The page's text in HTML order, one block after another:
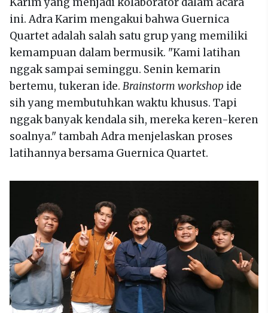
ini. Adra Karim mengakui bahwa Guernica
Quartet adalah salah satu grup yang memiliki
kemampuan dalam bermusik. "Kami latihan
nggak sampai seminggu. Senin kemarin
bertemu, tukeran ide. Brainstorm workshop ide
sih yang membutuhkan waktu khusus. Tapi
nggak banyak kendala sih, mereka keren-keren
soalnya." tambah Adra menjelaskan proses
latihannya bersama Guernica Quartet.